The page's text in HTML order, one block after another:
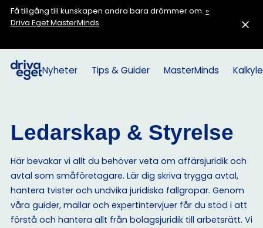
Få tillgång till kunskapen andra bara drömmer om. »
Driva Eget MasterMinds
Nyheter Tips & Guider MasterMinds
Ledarskap & Styrelse
Här bevakar vi allt du behöver veta om affärsjuridik och
avtal som småföretagare. Lär dig skriva trygga avtal,
hantera tvister och undvika juridiska fallgropar. Genom
våra guider, mallar och expertintervjuer får du stöd i att
förstå och hantera allt från bolagsjuridik till arbetsrätt. Vi